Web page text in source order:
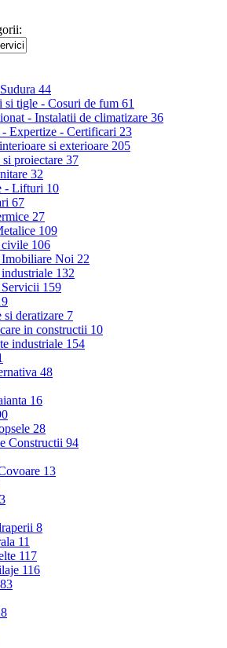
44
si tigle - Cosuri de fum 61
- Instalatii de climatizare 36
- Expertize - Certificari 23
si exterioare 205
proiectare 37
32
- Lifturi 10
67
27
109
106
Noi 22
132
159
si deratizare 7
in constructii 10
industriale 154
48
16
28
Constructii 94
13
8
11
117
116
83